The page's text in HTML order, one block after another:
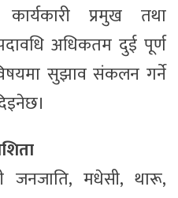
कार्यकारी प्रमुख तथा
अधिकतम दुई पूर्ण
सुझाव संकलन गर्ने
जनजाति, मधेसी, थारू,